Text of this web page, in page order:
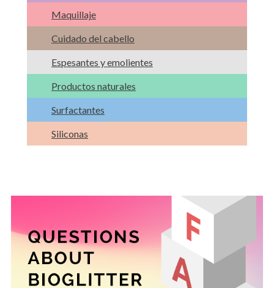
Maquillaje
Cuidado del cabello
Espesantes y emolientes
Productos naturales
Surfactantes
Siliconas